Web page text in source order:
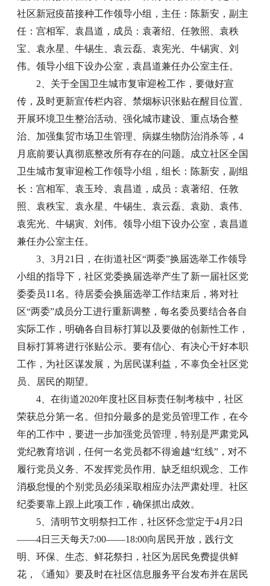
社区新冠疫苗接种工作领导小组，主任：陈新安，副主
任：宫相军、袁昌道，成员：袁著绍、任敦照、袁秩
宝、袁永星、牛锡生、袁云磊、袁宪光、牛锡寅、刘
伟。领导小组下设办公室，袁昌道兼任办公室主任。
2、关于全国卫生城市复审迎检工作，要做好宣
传，及时更新宣传栏内容、禁烟标识张贴在醒目位置、
开展环境卫生整治活动、强化城市建设、重点场合整
治、加强集贸市场卫生管理、病媒生物防治消杀等，4
月底前要认真彻底整改所有存在的问题。成立社区全国
卫生城市复审迎检工作领导小组，组长：陈新安，副组
长：宫相军、袁玉玲、袁昌道，成员：袁著绍、任敦
照、袁秩宝、袁永星、牛锡生、袁云磊、袁勋、袁伟、
袁宪光、牛锡寅、刘伟。领导小组下设办公室，袁昌道
兼任办公室主任。
3、3月21日，在街道社区“两委”换届选举工作领导
小组的指导下，社区党委换届选举产生了新一届社区党
委委员11名。待居委会换届选举工作结束后，将对社
区“两委”成员分工进行重新调整，每名委员要结合各自
实际工作，明确各自目标打算以及要做的创新性工作，
目标打算将进行张贴公示。要有信心、有决心干好本职
工作，为社区谋发展，为居民谋利益，不辜负全社区党
员、居民的期望。
4、在街道2020年度社区目标责任制考核中，社区
荣获总分第一名。但扣分最多的是党员管理工作，在今
年的工作中，要进一步加强党员管理，特别是严肃党风
党纪教育培训，任何一名党员都不得逾越“红线”，对不
履行党员义务、不发挥党员作用、缺乏组织观念、工作
消极怠慢的个别党员必须采取相应办法严肃处理。社区
纪委要靠上跟上此项工作，确保抓出成效。
5、清明节文明祭扫工作，社区怀念堂定于4月2日
——4日三天每天7:00——18:00向居民开放，践行文
明、环保、生态、鲜花祭扫，社区为居民免费提供鲜
花，《通知》要及时在社区信息服务平台发布并在居民